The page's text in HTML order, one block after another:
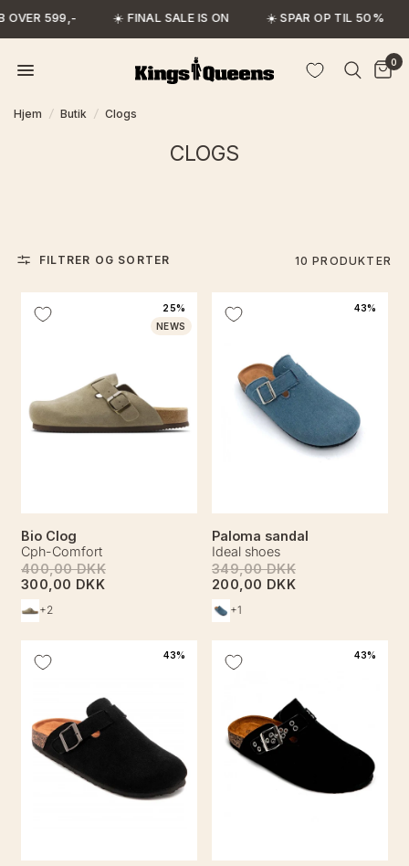
599,- ☀️ FINAL SALE IS ON ☀️ SPAR OP TIL 50%
0
Hjem / Butik / Clogs
CLOGS
FILTRER OG SORTER 10 PRODUKTER
25%
NEWS
Bio Clog
400,00 DKK
300,00 DKK
Cph-Comfort
+2
43%
Paloma sandal
349,00 DKK
200,00 DKK
Ideal shoes
+1
43% 43%